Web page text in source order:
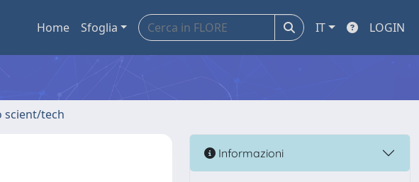
Home Sfoglia IT LOGIN
scient/tech
Informazioni